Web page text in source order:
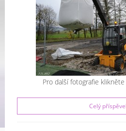
Pro další fotografie
Celý